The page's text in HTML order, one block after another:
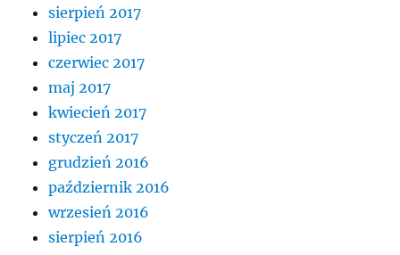
sierpień 2017
lipiec 2017
czerwiec 2017
maj 2017
kwiecień 2017
styczeń 2017
grudzień 2016
październik 2016
wrzesień 2016
sierpień 2016